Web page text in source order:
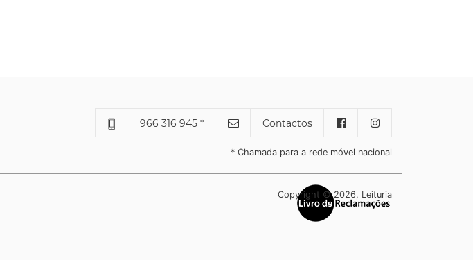
966 316 945 * Contactos
* Chamada para a rede móvel nacional
Copyright © 2026, Leituria